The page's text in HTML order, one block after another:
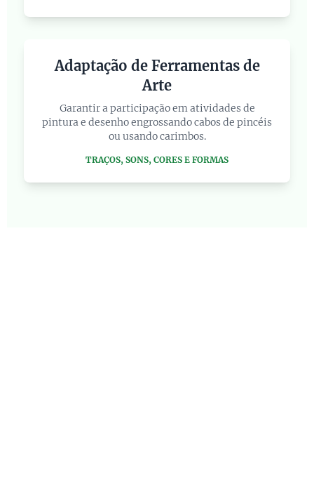
Adaptação de Ferramentas de
Arte
Garantir a participação em atividades de
pintura e desenho engrossando cabos de pincéis
ou usando carimbos.
TRAÇOS, SONS, CORES E FORMAS